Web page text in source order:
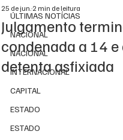
ÚLTIMAS NOTÍCIAS
NACIONAL
NACIONAL
INTERNACIONAL
CAPITAL
ESTADO
ESTADO
Julgamento
condenada a 14
detenta asfixiada
25 de jun.2 min de leitura